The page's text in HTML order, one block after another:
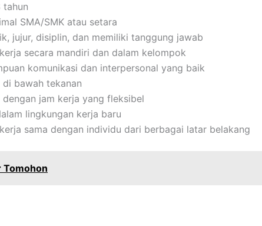
tahun
SMA/SMK atau setara
jujur, disiplin, dan memiliki tanggung jawab
secara mandiri dan dalam kelompok
komunikasi dan interpersonal yang baik
bawah tekanan
jam kerja yang fleksibel
lingkungan kerja baru
sama dengan individu dari berbagai latar belakang
Tomohon